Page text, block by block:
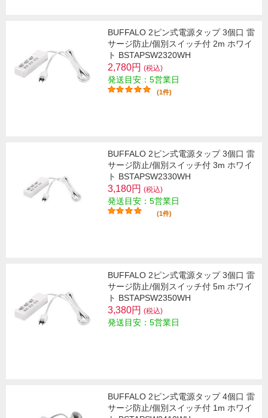
BUFFALO 2ピン式電源タップ 3個口 雷
サージ防止/個別スイッチ付 2m ホワイ
ト BSTAPSW2320WH
2,780円 (税込)
発送目安：5営業日
(1件)
BUFFALO 2ピン式電源タップ 3個口 雷
サージ防止/個別スイッチ付 3m ホワイ
ト BSTAPSW2330WH
3,180円 (税込)
発送目安：5営業日
(1件)
BUFFALO 2ピン式電源タップ 3個口 雷
サージ防止/個別スイッチ付 5m ホワイ
ト BSTAPSW2350WH
3,380円 (税込)
発送目安：5営業日
BUFFALO 2ピン式電源タップ 4個口 雷
サージ防止/個別スイッチ付 1m ホワイ